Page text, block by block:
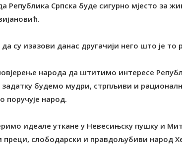
Република Српска буде сигурно мјесто за
су изазови данас другачији него што је то
народа да штитимо интересе
будемо мудри, стрпљиви и
народ.
идеале уткане у Невесињску пушку и
преци, слободарски и правдољубиви народ